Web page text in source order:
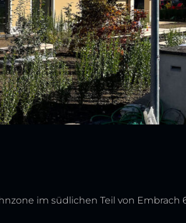
im südlichen Teil von Embrach